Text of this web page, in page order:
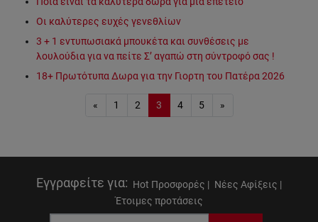
Οι καλύτερες ευχές γενεθλίων
3 + 1 εντυπωσιακά μπουκέτα και συνθέσεις με
λουλούδια για να πείτε Σ’ αγαπώ στη σύντροφό σας !
18+ Πρωτότυπα Δωρα για την Γιορτη του Πατέρα 2026
« First1 2 3 4 5 »
Εγγραφείτε για: Hot Προσφορές | Νέες Αφίξεις |
Έτοιμες προτάσεις